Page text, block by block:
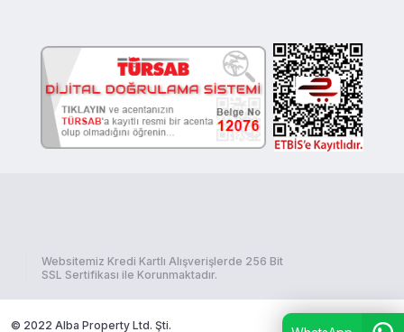
Websitemiz Kredi Kartlı Alışverişlerde 256 Bit
SSL Sertifikası ile Korunmaktadır.
© 2022 Alba Property Ltd. Şti. böceksoft